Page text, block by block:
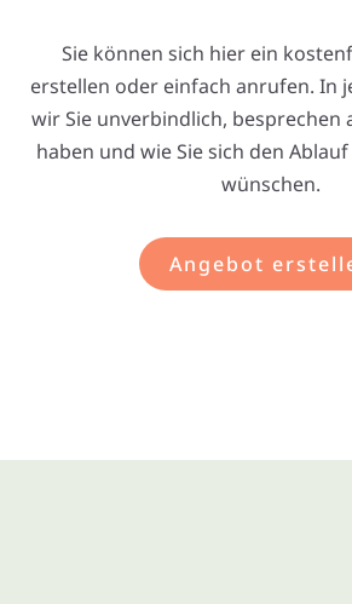
Sie können sich hier ein
erstellen oder einfach anrufen. In
wir Sie unverbindlich, besprechen
haben und wie Sie sich den
wünschen.
Angebot